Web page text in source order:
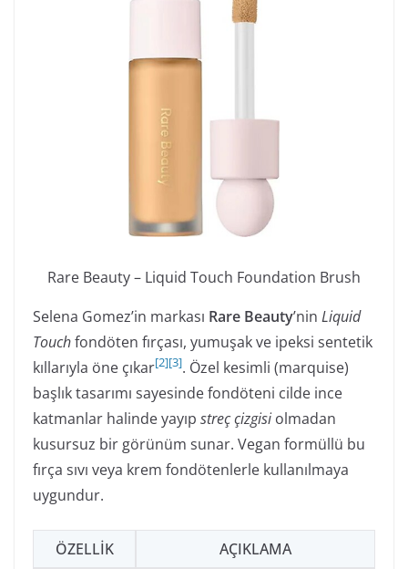
Rare Beauty – Liquid Touch Foundation Brush
Selena Gomez’in markası Rare Beauty’nin Liquid
Touchfondöten fırçası, yumuşak ve ipeksi sentetik
kıllarıyla öne çıkar[2][3]. Özel kesimli (marquise)
başlık tasarımı sayesinde fondöteni cilde ince
katmanlar halinde yayıp streç çizgisi olmadan
kusursuz bir görünüm sunar. Vegan formüllü bu
fırça sıvı veya krem fondötenlerle kullanılmaya
uygundur.
ÖZELLIK
AÇIKLAMA